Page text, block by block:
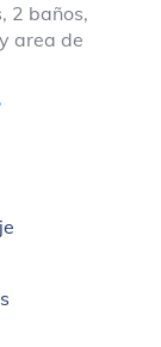
2 baños,
area de